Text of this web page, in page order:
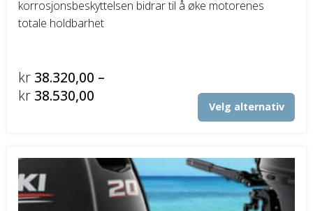
korrosjonsbeskyttelsen bidrar til å øke motorenes
totale holdbarhet
kr 38.320,00 –
kr 38.530,00Prisområde:
Velg alternativ